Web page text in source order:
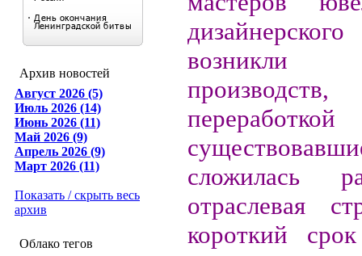
Архив новостей
Август 2026 (5)
Июль 2026 (14)
Июнь 2026 (11)
Май 2026 (9)
Апрель 2026 (9)
Март 2026 (11)
Показать / скрыть весь
архив
Облако тегов
возникли
сложилась
отраслевая
короткий